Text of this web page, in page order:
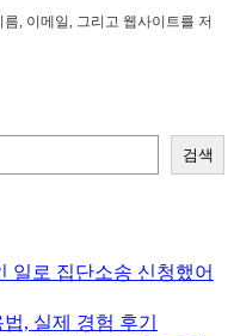
, 이메일, 그리고 웹사이트를 저
검색
일로 집단소송 신청했어
, 실제 경험 후기